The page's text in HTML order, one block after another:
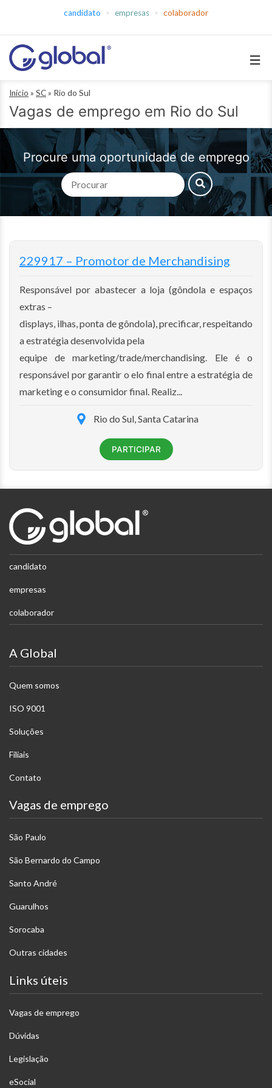
conteúdo
candidato empresas colaborador
Global
Empregos
Início » SC» Rio do Sul
Vagas de emprego em Rio do Sul
Procure uma oportunidade de emprego
229917 – Promotor de Merchandising
Responsável por abastecer a loja (gôndola e espaços
extras –
displays, ilhas, ponta de gôndola), precificar, respeitando
a estratégia desenvolvida pela
equipe de marketing/trade/merchandising. Ele é o
responsável por garantir o elo final entre a estratégia de
marketing e o consumidor final. Realiz...
Rio do Sul, Santa Catarina
PARTICIPAR
candidato
empresas
colaborador
A Global
Quem somos
ISO 9001
Soluções
Filiais
Contato
Vagas de emprego
São Paulo
São Bernardo do Campo
Santo André
Guarulhos
Sorocaba
Outras cidades
Links úteis
Vagas de emprego
Dúvidas
Legislação
eSocial